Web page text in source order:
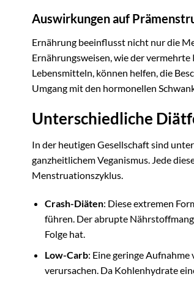
Auswirkungen auf
Ernährung beeinflusst nicht nur die
Ernährungsweisen, wie der
Lebensmitteln, können helfen, die
Umgang mit den hormonellen
Unterschiedliche
In der heutigen Gesellschaft sind
ganzheitlichem Veganismus. Jede
Menstruationszyklus.
Crash-Diäten: Diese extremen
führen. Der abrupte
Folge hat.
Low-Carb: Eine geringe
verursachen. Da Kohlenhydrate